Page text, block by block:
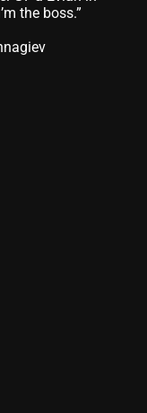
the boss.”